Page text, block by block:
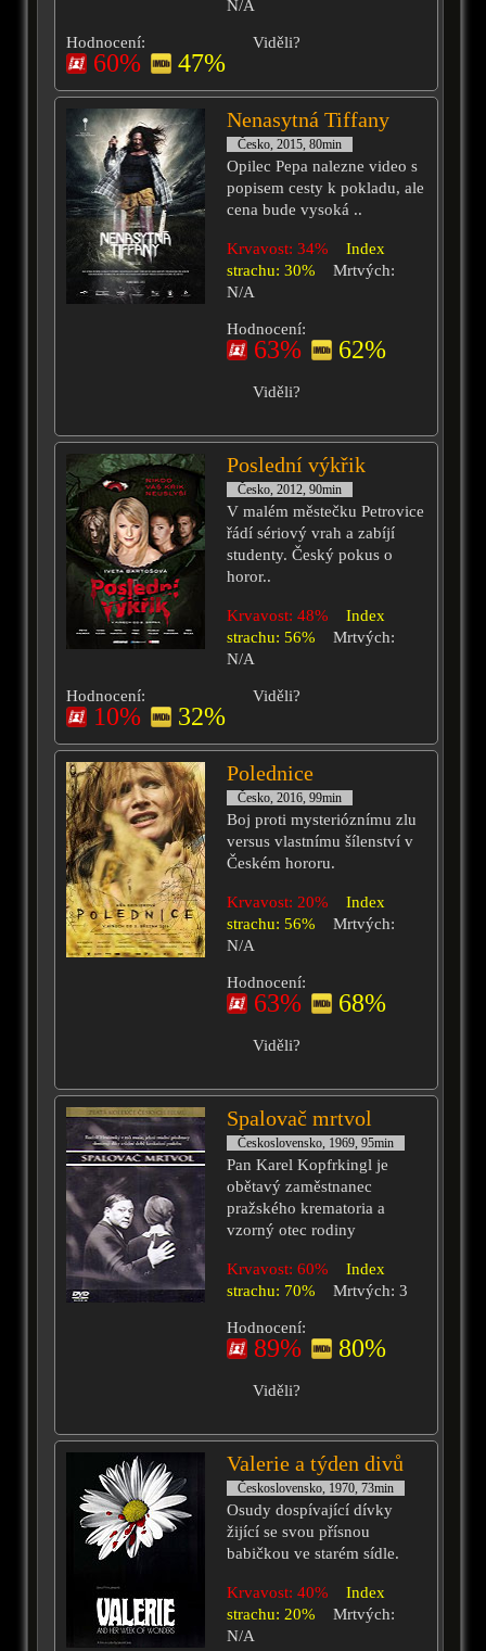
N/A
Hodnocení:
60% 47%
Viděli?
Nenasytná Tiffany
Česko, 2015, 80min
Opilec Pepa nalezne video s
popisem cesty k pokladu, ale
cena bude vysoká ..
Krvavost: 34%
Index
strachu: 30%
Mrtvých:
N/A
Hodnocení:
63% 62%
Viděli?
Poslední výkřik
Česko, 2012, 90min
V malém městečku Petrovice
řádí sériový vrah a zabíjí
studenty. Český pokus o
horor..
Krvavost: 48%
Index
strachu: 56%
Mrtvých:
N/A
Hodnocení:
10% 32%
Viděli?
Polednice
Česko, 2016, 99min
Boj proti mysterióznímu zlu
versus vlastnímu šílenství v
Českém hororu.
Krvavost: 20%
Index
strachu: 56%
Mrtvých:
N/A
Hodnocení:
63% 68%
Viděli?
Spalovač mrtvol
Československo, 1969, 95min
Pan Karel Kopfrkingl je
obětavý zaměstnanec
pražského krematoria a
vzorný otec rodiny
Krvavost: 60%
Index
strachu: 70%
Mrtvých: 3
Hodnocení:
89% 80%
Viděli?
Valerie a týden divů
Československo, 1970, 73min
Osudy dospívající dívky
žijící se svou přísnou
babičkou ve starém sídle.
Krvavost: 40%
Index
strachu: 20%
Mrtvých:
N/A